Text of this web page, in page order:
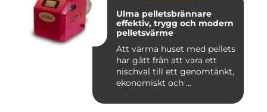
Ulma pelletsbrännare
effektiv, trygg och modern
pelletsvärme
Att värma huset med pellets
har gått från att vara ett
nischval till ett genomtänkt,
ekonomiskt och ...